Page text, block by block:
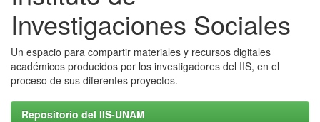
Investigaciones Sociales
Un espacio para compartir materiales y recursos digitales
académicos producidos por los investigadores del IIS, en el
proceso de sus diferentes proyectos.
Repositorio del IIS-UNAM